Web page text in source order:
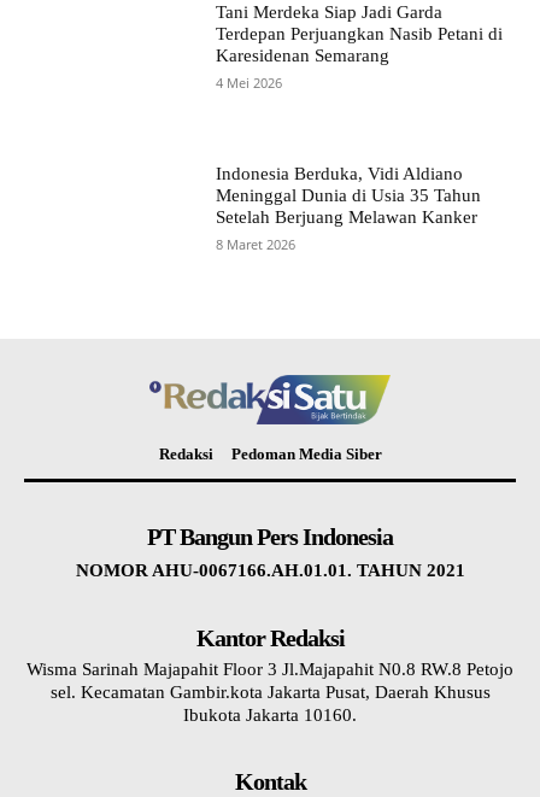
Tani Merdeka Siap Jadi Garda
Terdepan Perjuangkan Nasib Petani di
Karesidenan Semarang
4 Mei 2026
Indonesia Berduka, Vidi Aldiano
Meninggal Dunia di Usia 35 Tahun
Setelah Berjuang Melawan Kanker
8 Maret 2026
Redaksi Pedoman Media Siber
PT Bangun Pers Indonesia
NOMOR AHU-0067166.AH.01.01. TAHUN 2021
Kantor Redaksi
Wisma Sarinah Majapahit Floor 3 Jl.Majapahit N0.8 RW.8 Petojo
sel. Kecamatan Gambir.kota Jakarta Pusat, Daerah Khusus
Ibukota Jakarta 10160.
Kontak